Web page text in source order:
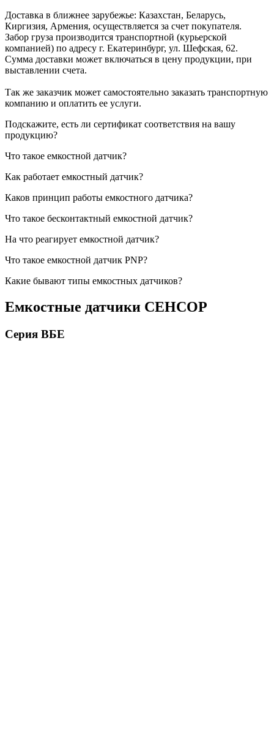
Доставка в ближнее зарубежье: Казахстан, Беларусь,
Киргизия, Армения, осуществляется за счет покупателя.
Забор груза производится транспортной (курьерской
компанией) по адресу г. Екатеринбург, ул. Шефская, 62.
Сумма доставки может включаться в цену продукции, при
выставлении счета.
Так же заказчик может самостоятельно заказать транспортную
компанию и оплатить ее услуги.
Подскажите, есть ли сертификат соответствия на вашу
продукцию?
Что такое емкостной датчик?
Как работает емкостный датчик?
Каков принцип работы емкостного датчика?
Что такое бесконтактный емкостной датчик?
На что реагирует емкостной датчик?
Что такое емкостной датчик PNP?
Какие бывают типы емкостных датчиков?
Емкостные датчики СЕНСОР
Серия ВБЕ